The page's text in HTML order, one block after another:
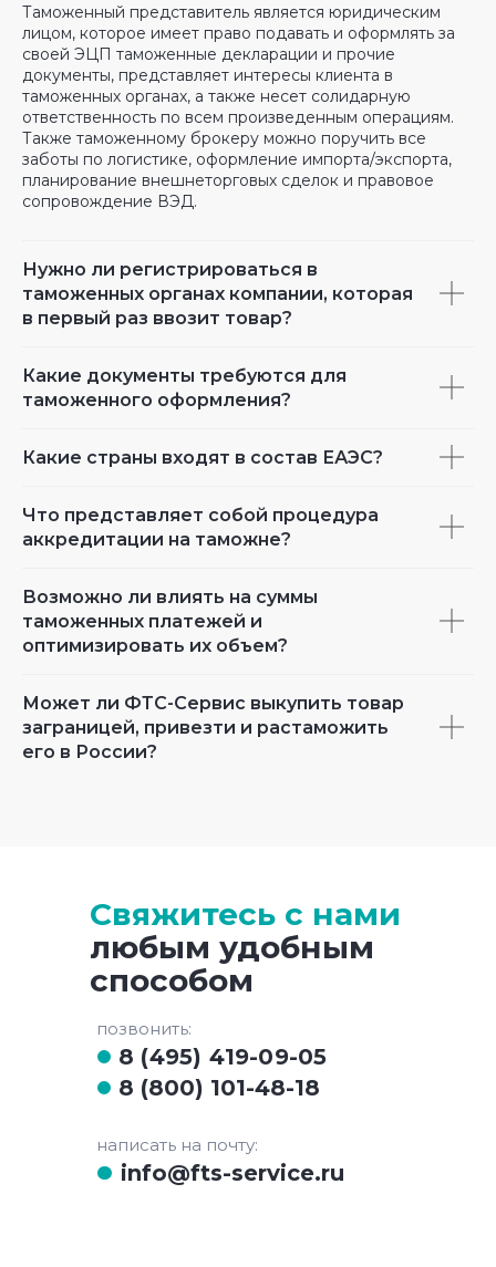
Таможенный представитель является юридическим
лицом, которое имеет право подавать и оформлять за
своей ЭЦП таможенные декларации и прочие
документы, представляет интересы клиента в
таможенных органах, а также несет солидарную
ответственность по всем произведенным операциям.
Также таможенному брокеру можно поручить все
заботы по логистике, оформление импорта/экспорта,
планирование внешнеторговых сделок и правовое
сопровождение ВЭД.
Нужно ли регистрироваться в
таможенных органах компании, которая
в первый раз ввозит товар?
Какие документы требуются для
таможенного оформления?
Какие страны входят в состав ЕАЭС?
Что представляет собой процедура
аккредитации на таможне?
Возможно ли влиять на суммы
таможенных платежей и
оптимизировать их объем?
Может ли ФТС-Сервис выкупить товар
заграницей, привезти и растаможить
его в России?
info@fts-service.ru
написать на почту:
8 (800) 101-48-18
8 (495) 419-09-05
позвонить:
Свяжитесь с нами
любым удобным
способом